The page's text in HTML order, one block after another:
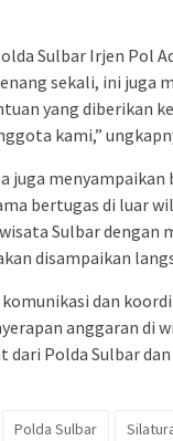
Sulbar Irjen Pol
sekali, ini juga
yang diberikan
kami,”
juga menyampaikan
bertugas di luar
Sulbar dengan
disampaikan
dan
anggaran di
Polda Sulbar
Polda Sulbar